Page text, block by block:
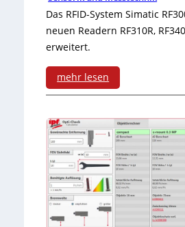
e
r
m
i
t
R
F
I
D
Das RFID-System Simatic
neuen Readern RF310R,
erweitert.
mehr lesen
:
R
F
I
D